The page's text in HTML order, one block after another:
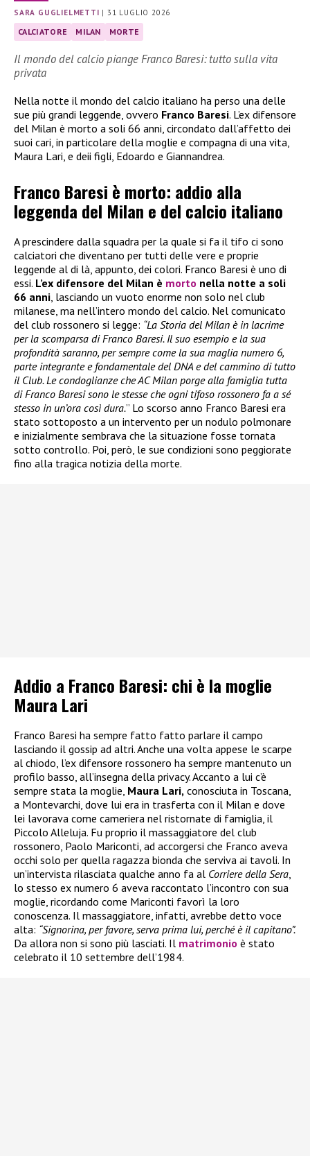
SARA GUGLIELMETTI |31 LUGLIO 2026
CALCIATORE MILAN MORTE
Il mondo del calcio piange Franco Baresi: tutto sulla vita
privata
Nella notte il mondo del calcio italiano ha perso una delle
sue più grandi leggende, ovvero Franco Baresi. L’ex difensore
del Milan è morto a soli 66 anni, circondato dall’affetto dei
suoi cari, in particolare della moglie e compagna di una vita,
Maura Lari, e deii figli, Edoardo e Giannandrea.
Franco Baresi è morto: addio alla
leggenda del Milan e del calcio italiano
A prescindere dalla squadra per la quale si fa il tifo ci sono
calciatori che diventano per tutti delle vere e proprie
leggende al di là, appunto, dei colori. Franco Baresi è uno di
essi. L’ex difensore del Milan è morto nella notte a soli
66 anni , lasciando un vuoto enorme non solo nel club
milanese, ma nell’intero mondo del calcio. Nel comunicato
del club rossonero si legge: “La Storia del Milan è in lacrime
per la scomparsa di Franco Baresi. Il suo esempio e la sua
profondità saranno, per sempre come la sua maglia numero 6,
parte integrante e fondamentale del DNA e del cammino di tutto
il Club. Le condoglianze che AC Milan porge alla famiglia tutta
di Franco Baresi sono le stesse che ogni tifoso rossonero fa a sé
stesso in un’ora così dura.” Lo scorso anno Franco Baresi era
stato sottoposto a un intervento per un nodulo polmonare
e inizialmente sembrava che la situazione fosse tornata
sotto controllo. Poi, però, le sue condizioni sono peggiorate
fino alla tragica notizia della morte.
Addio a Franco Baresi: chi è la moglie
Maura Lari
Franco Baresi ha sempre fatto fatto parlare il campo
lasciando il gossip ad altri. Anche una volta appese le scarpe
al chiodo, l’ex difensore rossonero ha sempre mantenuto un
profilo basso, all’insegna della privacy. Accanto a lui c’è
sempre stata la moglie, Maura Lari, conosciuta in Toscana,
a Montevarchi, dove lui era in trasferta con il Milan e dove
lei lavorava come cameriera nel ristornate di famiglia, il
Piccolo Alleluja. Fu proprio il massaggiatore del club
rossonero, Paolo Mariconti, ad accorgersi che Franco aveva
occhi solo per quella ragazza bionda che serviva ai tavoli. In
un’intervista rilasciata qualche anno fa al Corriere della Sera,
lo stesso ex numero 6 aveva raccontato l’incontro con sua
moglie, ricordando come Mariconti favorì la loro
conoscenza. Il massaggiatore, infatti, avrebbe detto voce
alta: “Signorina, per favore, serva prima lui, perché è il capitano”.
Da allora non si sono più lasciati. Il matrimonio è stato
celebrato il 10 settembre dell’1984.